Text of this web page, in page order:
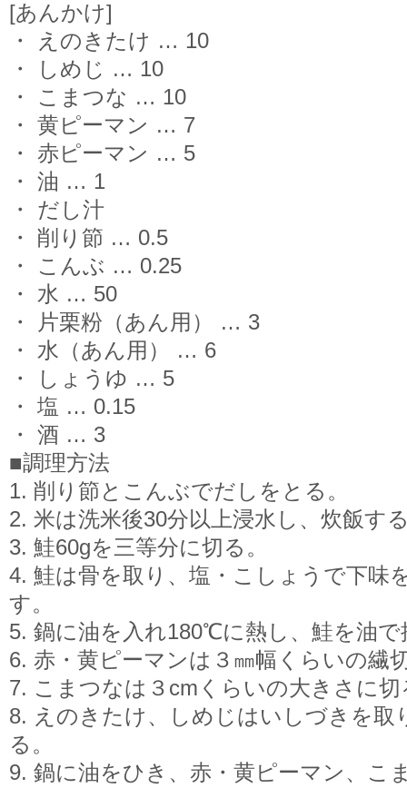
[あんかけ]
・ えのきたけ … 10
・ しめじ … 10
・ こまつな … 10
・ 黄ピーマン … 7
・ 赤ピーマン … 5
・ 油 … 1
・ だし汁
・ 削り節 … 0.5
・ こんぶ … 0.25
・ 水 … 50
・ 片栗粉（あん用） … 3
・ 水（あん用） … 6
・ しょうゆ … 5
・ 塩 … 0.15
・ 酒 … 3
■調理方法
1. 削り節とこんぶでだしをとる。
2. 米は洗米後30分以上浸水し、炊飯す
3. 鮭60gを三等分に切る。
4. 鮭は骨を取り、塩・こしょうで下味
す。
5. 鍋に油を入れ180℃に熱し、鮭を油で
6. 赤・黄ピーマンは３㎜幅くらいの繊
7. こまつなは３cmくらいの大きさに切
8. えのきたけ、しめじはいしづきを取
る。
9. 鍋に油をひき、赤・黄ピーマン、こ